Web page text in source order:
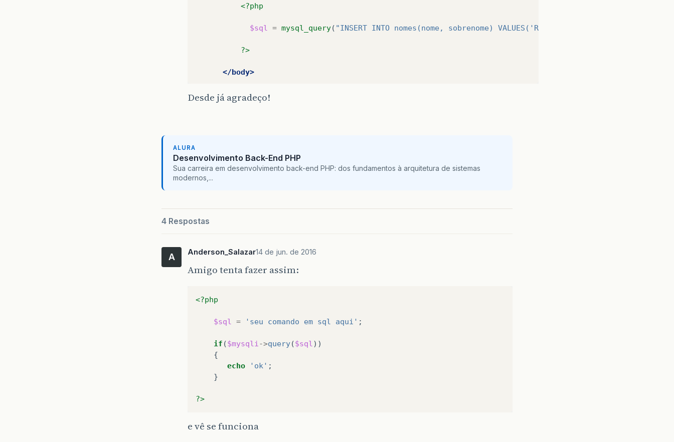
<?php
$sql = mysql_query( "INSERT INTO nomes(nome, sobrenome) VALUES('Rafael','Duarte')"
?>
</body>
Desde já agradeço!
ALURA
Desenvolvimento Back-End PHP
Sua carreira em desenvolvimento back-end PHP: dos fundamentos à arquitetura de sistemas
modernos,...
4 Respostas
A Anderson_Salazar14 de jun. de 2016
Amigo tenta fazer assim:
<?php
$sql = 'seu comando em sql aqui' ;
if ($mysqli ->query($sql ))
{
echo
'ok' ;
}
?>
e vê se funciona